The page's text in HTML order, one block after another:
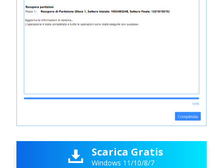
 Scarica Gratis
Windows 11/10/8/7